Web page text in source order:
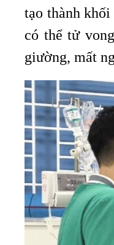
tạo thành
có thể tử
giường, mất